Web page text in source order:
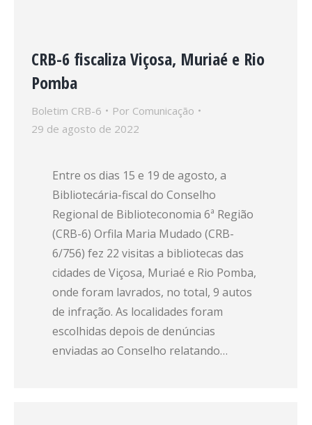
CRB-6 fiscaliza Viçosa, Muriaé e Rio
Pomba
Boletim CRB-6 Por Comunicação
29 de agosto de 2022
Entre os dias 15 e 19 de agosto, a
Bibliotecária-fiscal do Conselho
Regional de Biblioteconomia 6ª Região
(CRB-6) Orfila Maria Mudado (CRB-
6/756) fez 22 visitas a bibliotecas das
cidades de Viçosa, Muriaé e Rio Pomba,
onde foram lavrados, no total, 9 autos
de infração. As localidades foram
escolhidas depois de denúncias
enviadas ao Conselho relatando…